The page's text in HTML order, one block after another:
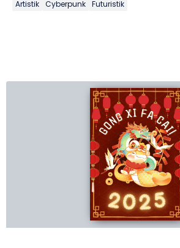
Artistik Cyberpunk Futuristik